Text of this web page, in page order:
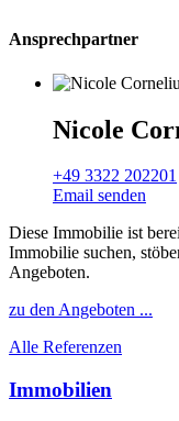
Ansprechpartner
Nicole
+49 3322 202201
Email senden
Diese Immobilie ist
Immobilie suchen,
Angeboten.
zu den Angeboten ...
Alle Referenzen
Immobilien